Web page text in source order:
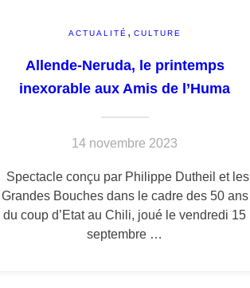
ACTUALITÉ , CULTURE
Allende-Neruda, le printemps
inexorable aux Amis de l’Huma
14 novembre 2023
Spectacle conçu par Philippe Dutheil et les
Grandes Bouches dans le cadre des 50 ans
du coup d’Etat au Chili, joué le vendredi 15
septembre …